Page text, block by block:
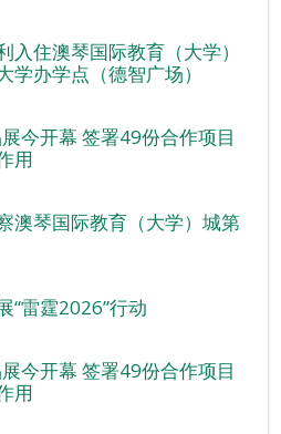
入住澳琴国际教育（大学）
办学点（德智广场）
今开幕 签署49份合作项目
用
澳琴国际教育（大学）城第
“雷霆2026”行动
今开幕 签署49份合作项目
用